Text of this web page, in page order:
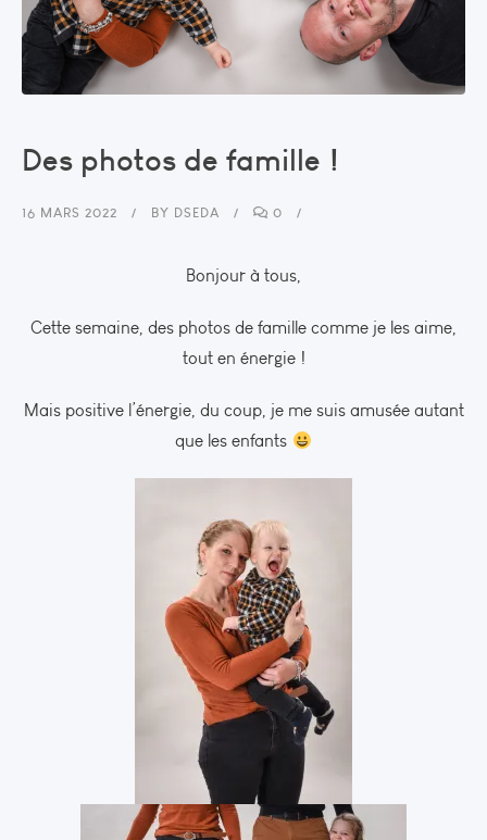
Des photos de famille !
16 MARS 2022 BY DSEDA 0
Bonjour à tous,
Cette semaine, des photos de famille comme je les aime,
tout en énergie !
Mais positive l’énergie, du coup, je me suis amusée autant
que les enfants